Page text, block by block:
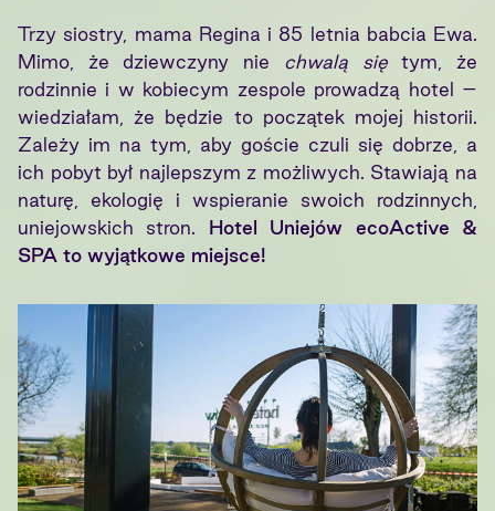
Trzy siostry, mama Regina i 85 letnia babcia Ewa.
Mimo, że dziewczyny nie chwalą siętym, że
rodzinnie i w kobiecym zespole prowadzą hotel –
wiedziałam, że będzie to początek mojej historii.
Zależy im na tym, aby goście czuli się dobrze, a
ich pobyt był najlepszym z możliwych. Stawiają na
naturę, ekologię i wspieranie swoich rodzinnych,
uniejowskich stron. Hotel Uniejów ecoActive &
SPA to wyjątkowe miejsce!